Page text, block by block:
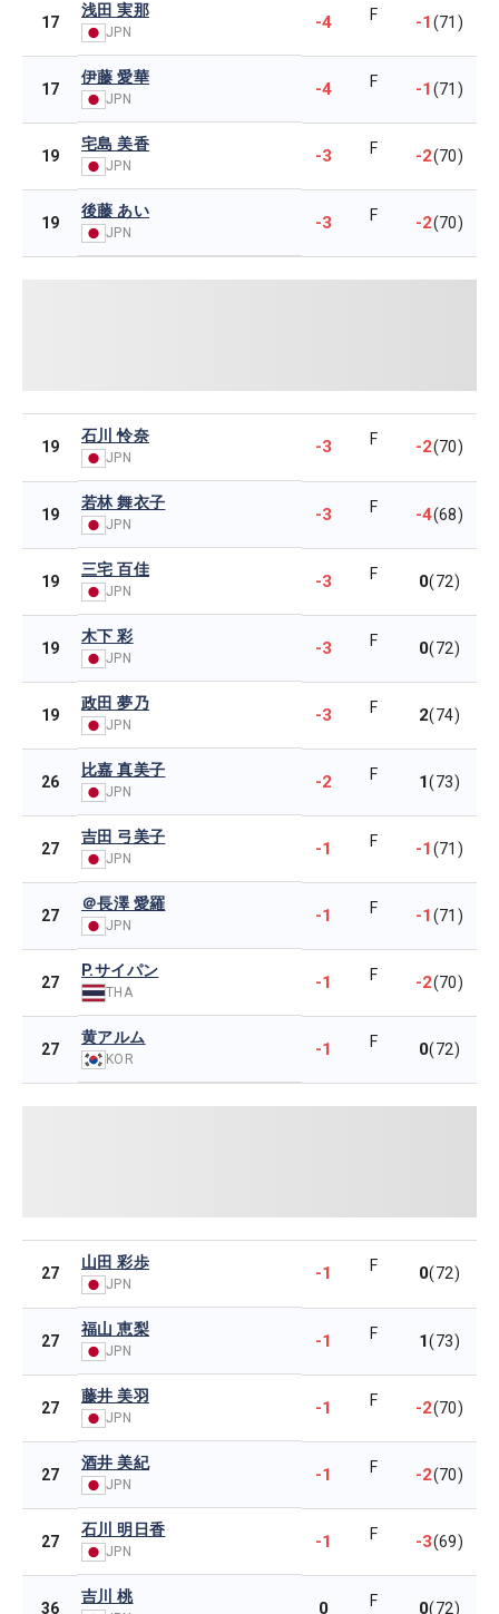
17
浅田 実那
JPN -4 F -1(71)
17
伊藤 愛華
JPN -4 F -1(71)
19
宅島 美香
JPN -3 F -2(70)
19
後藤 あい
JPN -3 F -2(70)
19
石川 怜奈
JPN
-3 F -2(70)
19
若林 舞衣子
JPN -3 F -4(68)
19
三宅 百佳
JPN -3 F 0(72)
19
木下 彩
JPN -3 F 0(72)
19
政田 夢乃
JPN -3 F 2(74)
26
比嘉 真美子
JPN -2 F 1(73)
27
吉田 弓美子
JPN -1 F -1(71)
27
＠長澤 愛羅
JPN -1 F -1(71)
27
P.サイパン
THA -1 F -2(70)
27
黄アルム
KOR -1 F 0(72)
27
山田 彩歩
JPN
-1 F 0(72)
27
福山 恵梨
JPN -1 F 1(73)
27
藤井 美羽
JPN -1 F -2(70)
27
酒井 美紀
JPN -1 F -2(70)
27
石川 明日香
JPN -1 F -3(69)
36
吉川 桃
0 F 0(72)